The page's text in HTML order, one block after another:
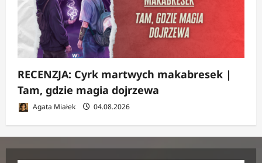
RECENZJA: Cyrk martwych makabresek |
Tam, gdzie magia dojrzewa
Agata Miałek 04.08.2026